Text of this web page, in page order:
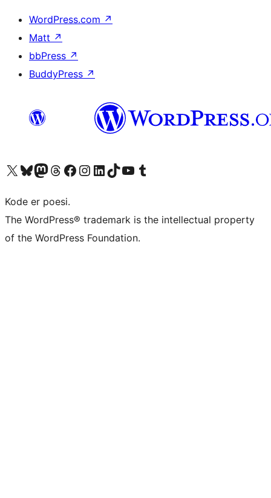
WordPress.com ↗
Matt ↗
bbPress ↗
BuddyPress ↗
Besøg vores X (tidligere Twitter) konto
Besøg vores Bluesky-konto
Besøg vores Mastodon konto
Besøg vores Threads-konto
Besøg vores Facebook sideBesøg vores Instagram konto
Besøg vores LinkedIn konto
Besøg vores TikTok-konto
Besøg vores YouTube-kanalBesøg vores Tumblr-konto
Kode er poesi.
The WordPress® trademark is the intellectual property
of the WordPress Foundation.